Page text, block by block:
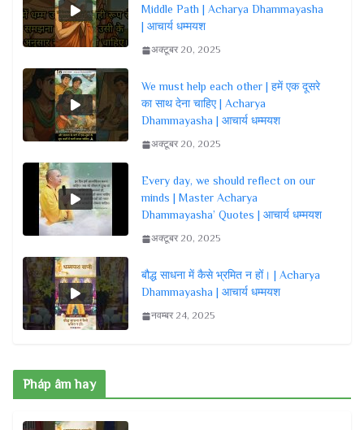
Middle Path | Acharya Dhammayasha
| आचार्य धम्मयश
अक्टूबर 20, 2025
We must help each other | हमें एक दूसरे
का साथ देना चाहिए | Acharya
Dhammayasha | आचार्य धम्मयश
अक्टूबर 20, 2025
Every day, we should reflect on our
minds | Master Acharya
Dhammayasha’ Quotes | आचार्य धम्मयश
अक्टूबर 20, 2025
बौद्ध साधना में कैसे भ्रमित न हों। | Acharya
Dhammayasha | आचार्य धम्मयश
नवम्बर 24, 2025
Pháp âm hay